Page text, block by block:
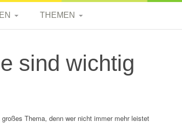
ANGEL-ZUBEHÖR
THEMEN
SPORT
sind wichtig
Thema, denn wer nicht immer mehr leistet